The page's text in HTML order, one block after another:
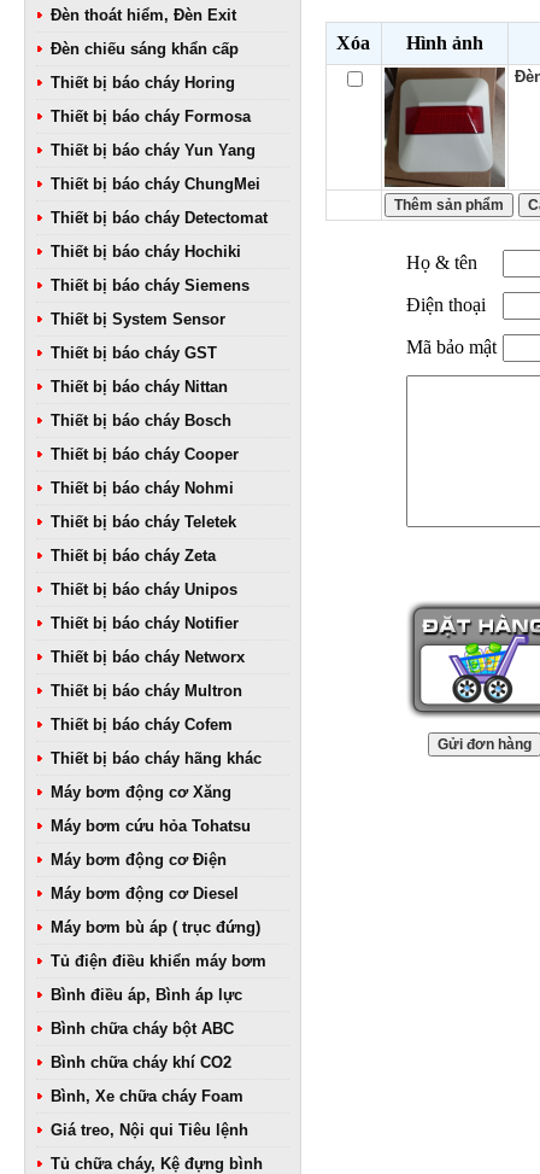
Đèn thoát hiểm, Đèn Exit
Đèn chiếu sáng khẩn cấp
Thiết bị báo cháy Horing
Thiết bị báo cháy Formosa
Thiết bị báo cháy Yun Yang
Thiết bị báo cháy ChungMei
Thiết bị báo cháy Detectomat
Thiết bị báo cháy Hochiki
Thiết bị báo cháy Siemens
Thiết bị System Sensor
Thiết bị báo cháy GST
Thiết bị báo cháy Nittan
Thiết bị báo cháy Bosch
Thiết bị báo cháy Cooper
Thiết bị báo cháy Nohmi
Thiết bị báo cháy Teletek
Thiết bị báo cháy Zeta
Thiết bị báo cháy Unipos
Thiết bị báo cháy Notifier
Thiết bị báo cháy Networx
Thiết bị báo cháy Multron
Thiết bị báo cháy Cofem
Thiết bị báo cháy hãng khác
Máy bơm động cơ Xăng
Máy bơm cứu hỏa Tohatsu
Máy bơm động cơ Điện
Máy bơm động cơ Diesel
Máy bơm bù áp ( trục đứng)
Tủ điện điều khiển máy bơm
Bình điều áp, Bình áp lực
Bình chữa cháy bột ABC
Bình chữa cháy khí CO2
Bình, Xe chữa cháy Foam
Giá treo, Nội qui Tiêu lệnh
Tủ chữa cháy, Kệ đựng bình
Xóa Hình ảnh
Họ & tên
Điện thoại
Mã bảo mật